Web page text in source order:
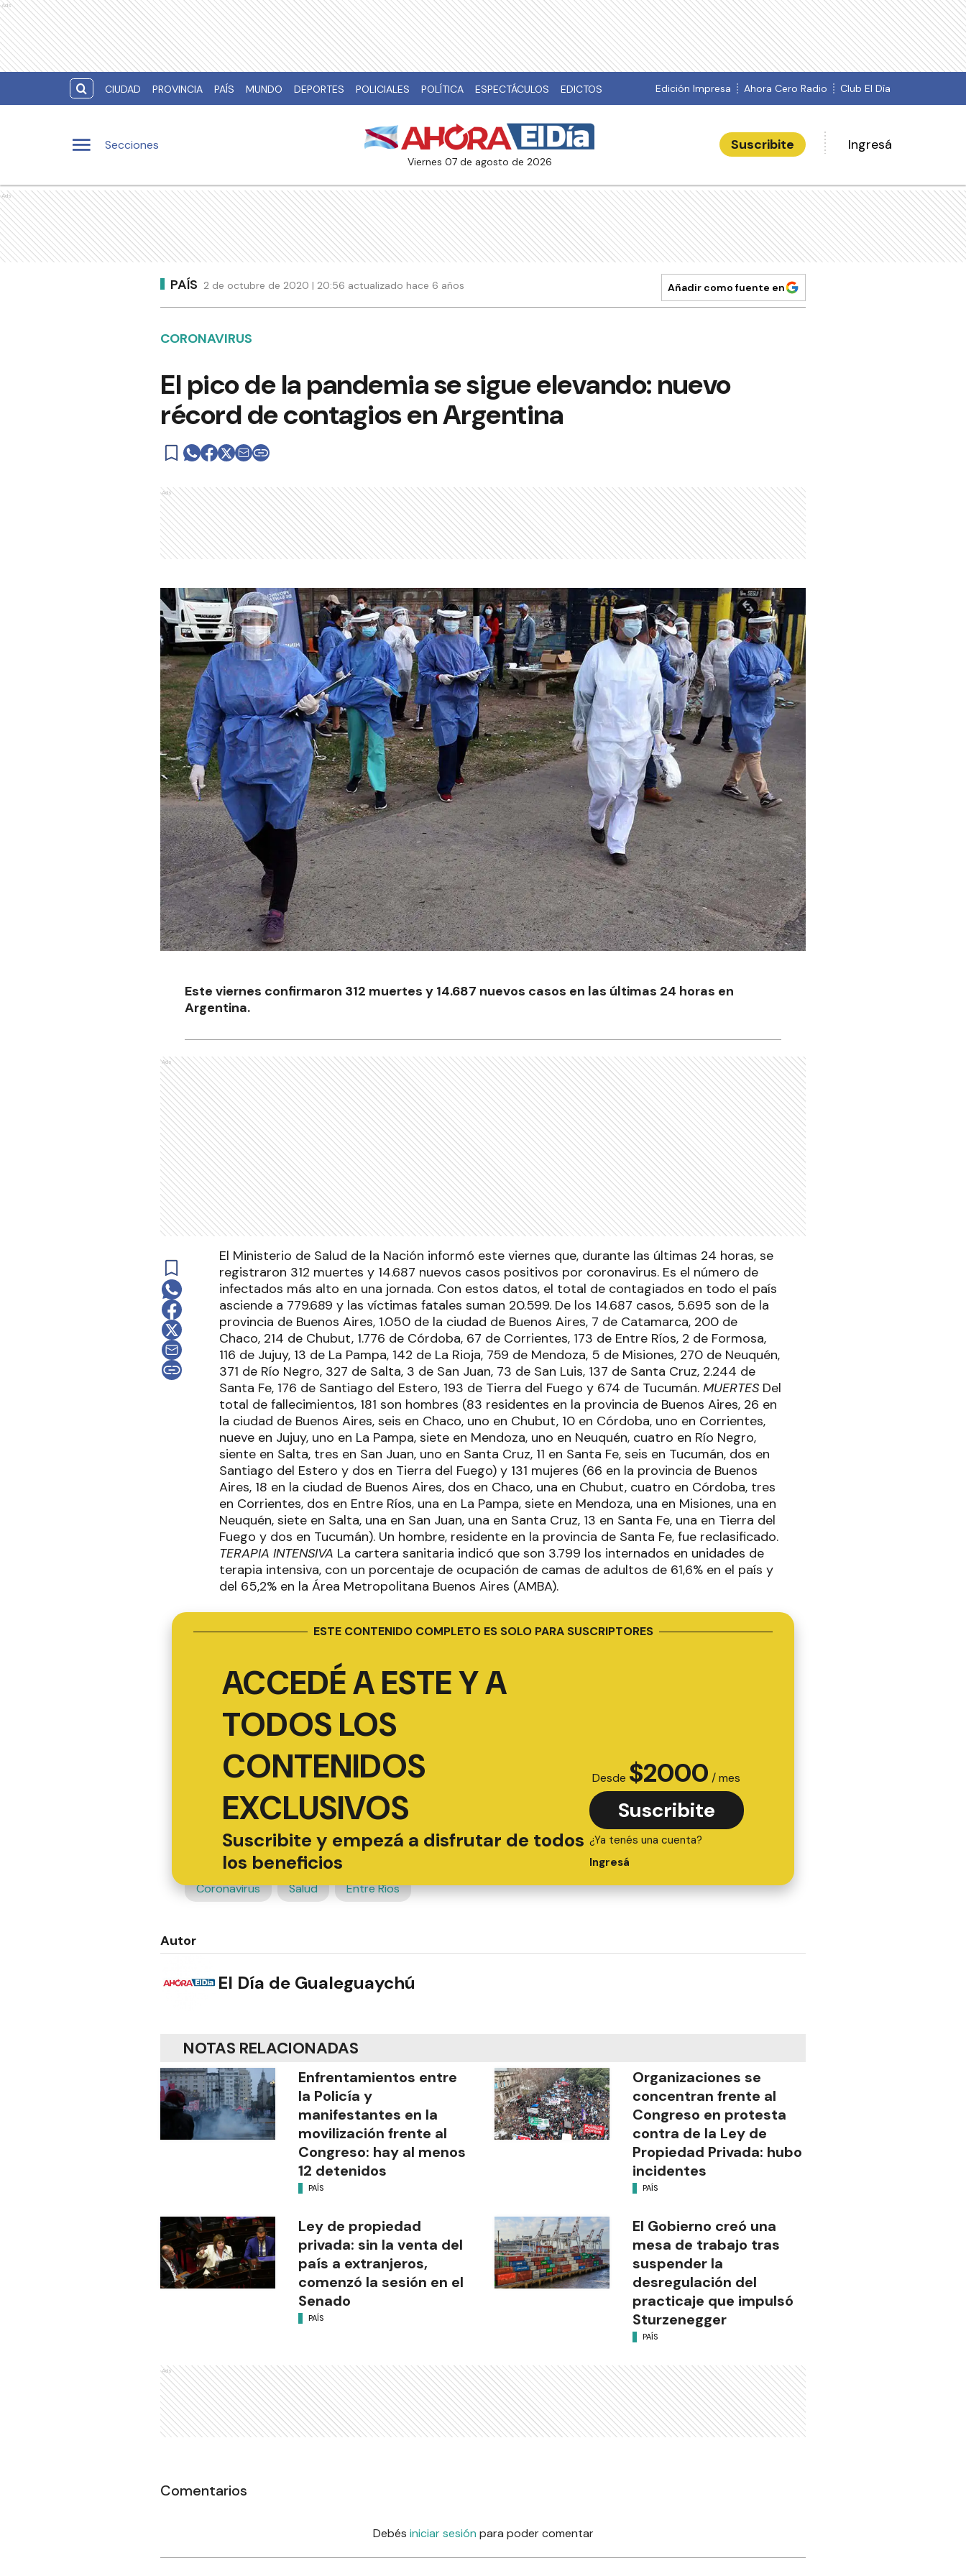
Ads
CIUDAD PROVINCIA PAÍS MUNDO DEPORTES POLICIALES POLÍTICA ESPECTÁCULOS EDICTOS Edición Impresa Ahora Cero Radio Club El Día
Secciones
viernes 07 de agosto de 2026
Suscribite Ingresá
Ads
PAÍS 2 de octubre de 2020 | 20:56 actualizado hace 6 años Añadir como fuente en
CORONAVIRUS
El pico de la pandemia se sigue elevando: nuevo
récord de contagios en Argentina
Ads
Este viernes confirmaron 312 muertes y 14.687 nuevos casos en las últimas 24 horas en
Argentina.
Ads
El Ministerio de Salud de la Nación informó este viernes que, durante las últimas 24 horas, se
registraron 312 muertes y 14.687 nuevos casos positivos por coronavirus. Es el número de
infectados más alto en una jornada. Con estos datos, el total de contagiados en todo el país
asciende a 779.689 y las víctimas fatales suman 20.599. De los 14.687 casos, 5.695 son de la
provincia de Buenos Aires, 1.050 de la ciudad de Buenos Aires, 7 de Catamarca, 200 de
Chaco, 214 de Chubut, 1.776 de Córdoba, 67 de Corrientes, 173 de Entre Ríos, 2 de Formosa,
116 de Jujuy, 13 de La Pampa, 142 de La Rioja, 759 de Mendoza, 5 de Misiones, 270 de Neuquén,
371 de Río Negro, 327 de Salta, 3 de San Juan, 73 de San Luis, 137 de Santa Cruz, 2.244 de
Santa Fe, 176 de Santiago del Estero, 193 de Tierra del Fuego y 674 de Tucumán. MUERTES Del
total de fallecimientos, 181 son hombres (83 residentes en la provincia de Buenos Aires, 26 en
la ciudad de Buenos Aires, seis en Chaco, uno en Chubut, 10 en Córdoba, uno en Corrientes,
nueve en Jujuy, uno en La Pampa, siete en Mendoza, uno en Neuquén, cuatro en Río Negro,
siente en Salta, tres en San Juan, uno en Santa Cruz, 11 en Santa Fe, seis en Tucumán, dos en
Santiago del Estero y dos en Tierra del Fuego) y 131 mujeres (66 en la provincia de Buenos
Aires, 18 en la ciudad de Buenos Aires, dos en Chaco, una en Chubut, cuatro en Córdoba, tres
en Corrientes, dos en Entre Ríos, una en La Pampa, siete en Mendoza, una en Misiones, una en
Neuquén, siete en Salta, una en San Juan, una en Santa Cruz, 13 en Santa Fe, una en Tierra del
Fuego y dos en Tucumán). Un hombre, residente en la provincia de Santa Fe, fue reclasificado.
TERAPIA INTENSIVA La cartera sanitaria indicó que son 3.799 los internados en unidades de
terapia intensiva, con un porcentaje de ocupación de camas de adultos de 61,6% en el país y
del 65,2% en la Área Metropolitana Buenos Aires (AMBA).
ESTE CONTENIDO COMPLETO ES SOLO PARA SUSCRIPTORES
ACCEDÉ A ESTE Y A
TODOS LOS
CONTENIDOS
EXCLUSIVOS
Suscribite y empezá a disfrutar de todos
los beneficios
Desde $2000 / mes
Suscribite
¿Ya tenés una cuenta?
Ingresá
Coronavirus Salud Entre Ríos
Autor
El Día de Gualeguaychú
NOTAS RELACIONADAS
Enfrentamientos entre
la Policía y
manifestantes en la
movilización frente al
Congreso: hay al menos
12 detenidos
PAÍS
Organizaciones se
concentran frente al
Congreso en protesta
contra de la Ley de
Propiedad Privada: hubo
incidentes
PAÍS
Ley de propiedad
privada: sin la venta del
país a extranjeros,
comenzó la sesión en el
Senado
PAÍS
El Gobierno creó una
mesa de trabajo tras
suspender la
desregulación del
practicaje que impulsó
Sturzenegger
PAÍS
Ads
Comentarios
Debés iniciar sesión para poder comentar